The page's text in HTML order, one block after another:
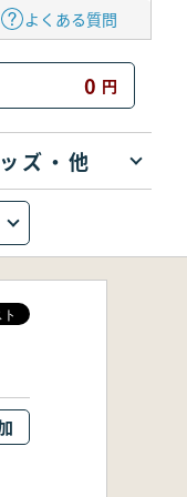
よくある質問
0 円
ズ・他